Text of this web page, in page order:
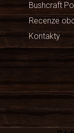
Bushcraft
Recenze
Kontakty